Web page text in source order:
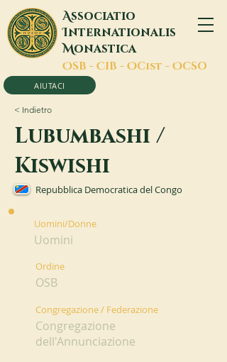
Associatio
Internationalis
Monastica
OSB - CIB - OCist - OCSO
AIUTACI
< Indietro
Lubumbashi /
Kiswishi
Repubblica Democratica del Congo
Uomini/Donne
Uomini
Ordine
OSB
Congregazione / Federazione
Congregazione
dell'Annunciazione